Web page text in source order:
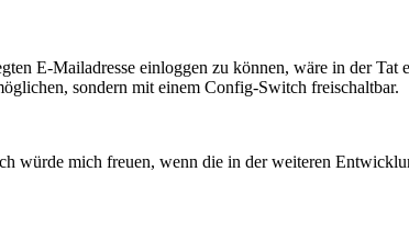
E-Mailadresse einloggen zu können, wäre in der
sondern mit einem Config-Switch freischaltbar.
würde mich freuen, wenn die in der weiteren